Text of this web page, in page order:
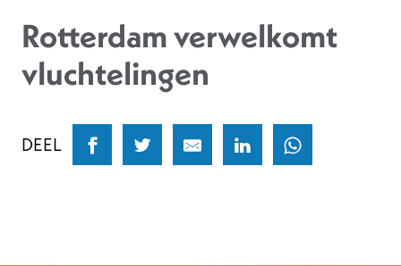
Rotterdam verwelkomt
vluchtelingen
DEEL